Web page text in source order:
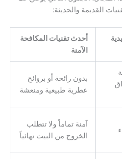
القديمة والحديثة:
أحدث تقنيات المكافحة
الآمنة
بدون رائحة أو بروائح
عطرية طبيعية ومنعشة
آمنة تماماً ولا تتطلب
الخروج من البيت نهائياً